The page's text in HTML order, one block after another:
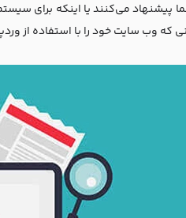
پیشنهاد می‌کنند یا اینکه برای
که وب سایت خود را با استفاده از